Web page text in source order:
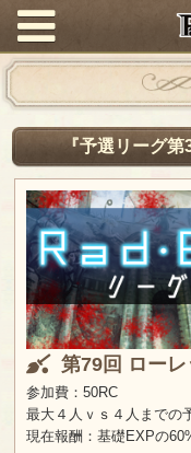
『予選リーグ第
第79回 ロー
参加費：50RC
最大４人ｖｓ４人までの
現在報酬：基礎EXPの